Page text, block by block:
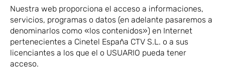
Nuestra web proporciona el acceso a informaciones,
servicios, programas o datos (en adelante pasaremos a
denominarlos como «los contenidos») en Internet
pertenecientes a Cinetel España CTV S.L. o a sus
licenciantes a los que el o USUARIO pueda tener
acceso.